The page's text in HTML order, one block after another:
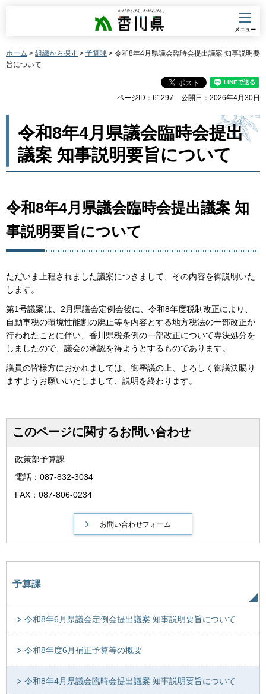
香川県
メニュー
ホーム > 組織から探す > 予算課 > 令和8年4月県議会臨時会提出議案 知事説明要
旨について
ページID：61297 公開日：2026年4月30日
令和8年4月県議会臨時会提出
議案 知事説明要旨について
令和8年4月県議会臨時会提出議案 知
事説明要旨について
ただいま上程されました議案につきまして、その内容を御説明いた
します。
第1号議案は、2月県議会定例会後に、令和8年度税制改正により、
自動車税の環境性能割の廃止等を内容とする地方税法の一部改正が
行われたことに伴い、香川県税条例の一部改正について専決処分を
しましたので、議会の承認を得ようとするものであります。
議員の皆様方におかれましては、御審議の上、よろしく御議決賜り
ますようお願いいたしまして、説明を終わります。
このページに関するお問い合わせ
政策部予算課
電話：087-832-3034
FAX：087-806-0234
予算課
令和8年6月県議会定例会提出議案 知事説明要旨について
令和8年度6月補正予算等の概要
令和8年4月県議会臨時会提出議案 知事説明要旨について